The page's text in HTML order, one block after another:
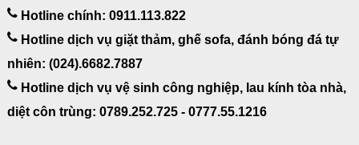
Hotline chính: 0911.113.822
Hotline dịch vụ giặt thảm, ghế sofa, đánh bóng đá tự
nhiên: (024).6682.7887
Hotline dịch vụ vệ sinh công nghiệp, lau kính tòa nhà,
diệt côn trùng: 0789.252.725 - 0777.55.1216